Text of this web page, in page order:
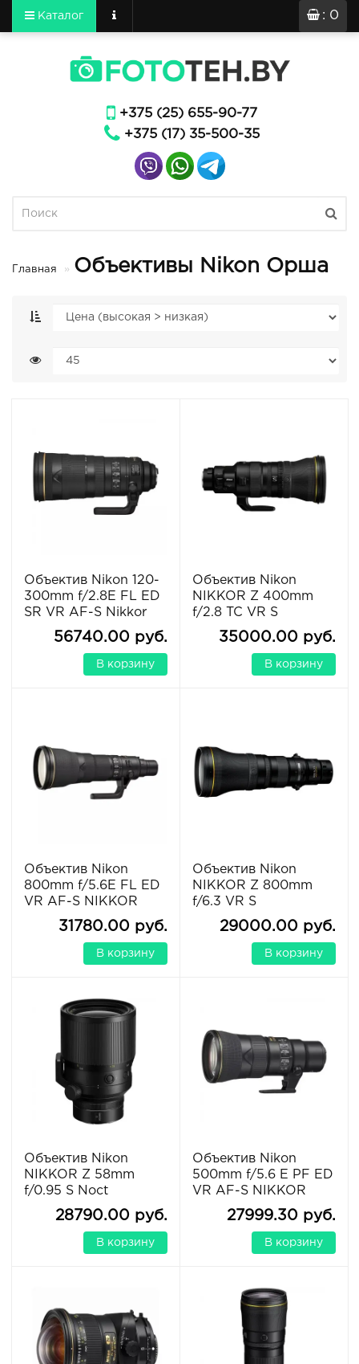
: 0
Каталог
+375 (25) 655-90-77
+375 (17) 35-500-35
Главная Объективы Nikon Орша
Объектив Nikon 120-
300mm f/2.8E FL ED
SR VR AF-S Nikkor
56740.00 руб.
В корзину
Объектив Nikon
NIKKOR Z 400mm
f/2.8 TC VR S
35000.00 руб.
В корзину
Объектив Nikon
800mm f/5.6E FL ED
VR AF-S NIKKOR
31780.00 руб.
В корзину
Объектив Nikon
NIKKOR Z 800mm
f/6.3 VR S
29000.00 руб.
В корзину
Объектив Nikon
NIKKOR Z 58mm
f/0.95 S Noct
28790.00 руб.
В корзину
Объектив Nikon
500mm f/5.6 E PF ED
VR AF-S NIKKOR
27999.30 руб.
В корзину